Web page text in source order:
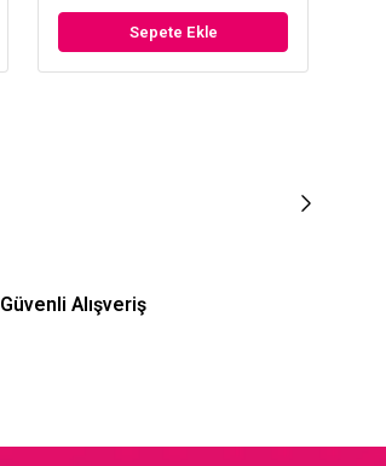
Sepete Ekle
Güvenli Alışveriş